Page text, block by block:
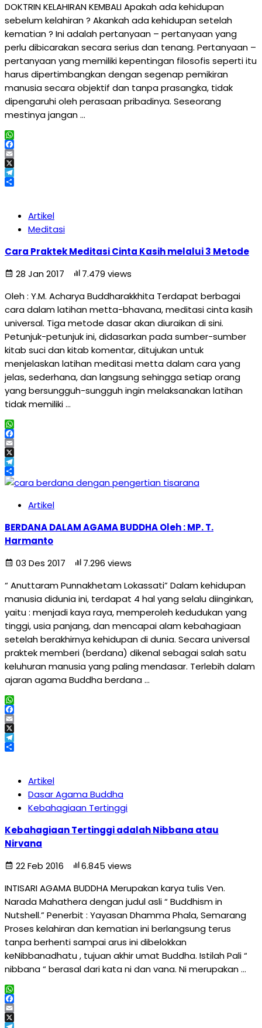
DOKTRIN KELAHIRAN KEMBALI Apakah ada kehidupan
sebelum kelahiran ? Akankah ada kehidupan setelah
kematian ? Ini adalah pertanyaan – pertanyaan yang
perlu dibicarakan secara serius dan tenang. Pertanyaan –
pertanyaan yang memiliki kepentingan filosofis seperti itu
harus dipertimbangkan dengan segenap pemikiran
manusia secara objektif dan tanpa prasangka, tidak
dipengaruhi oleh perasaan pribadinya. Seseorang
mestinya jangan …
WhatsApp
Facebook
Email
X
Telegram
Artikel
Meditasi
Cara Praktek Meditasi Cinta Kasih melalui 3 Metode
28 Jan 2017
7.479 views
Oleh : Y.M. Acharya Buddharakkhita Terdapat berbagai
cara dalam latihan metta-bhavana, meditasi cinta kasih
universal. Tiga metode dasar akan diuraikan di sini.
Petunjuk-petunjuk ini, didasarkan pada sumber-sumber
kitab suci dan kitab komentar, ditujukan untuk
menjelaskan latihan meditasi metta dalam cara yang
jelas, sederhana, dan langsung sehingga setiap orang
yang bersungguh-sungguh ingin melaksanakan latihan
tidak memiliki …
WhatsApp
Facebook
Email
X
Telegram
Share
Artikel
BERDANA DALAM AGAMA BUDDHA Oleh : MP. T.
Harmanto
03 Des 2017
7.296 views
“ Anuttaram Punnakhetam Lokassati” Dalam kehidupan
manusia didunia ini, terdapat 4 hal yang selalu diinginkan,
yaitu : menjadi kaya raya, memperoleh kedudukan yang
tinggi, usia panjang, dan mencapai alam kebahagiaan
setelah berakhirnya kehidupan di dunia. Secara universal
praktek memberi (berdana) dikenal sebagai salah satu
keluhuran manusia yang paling mendasar. Terlebih dalam
ajaran agama Buddha berdana …
WhatsApp
Facebook
Email
X
Telegram
Artikel
Dasar Agama Buddha
Kebahagiaan Tertinggi
Kebahagiaan Tertinggi adalah Nibbana atau
Nirvana
22 Feb 2016
6.845 views
INTISARI AGAMA BUDDHA Merupakan karya tulis Ven.
Narada Mahathera dengan judul asli “ Buddhism in
Nutshell.” Penerbit : Yayasan Dhamma Phala, Semarang
Proses kelahiran dan kematian ini berlangsung terus
tanpa berhenti sampai arus ini dibelokkan
keNibbanadhatu , tujuan akhir umat Buddha. Istilah Pali “
nibbana “ berasal dari kata ni dan vana. Ni merupakan …
WhatsApp
Facebook
Email